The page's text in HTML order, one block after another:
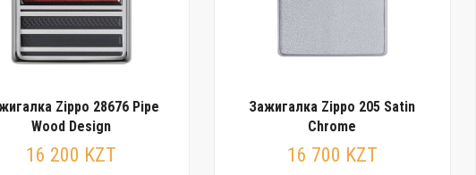
Zippo 28676 Pipe
Wood Design
16 200 KZT
Зажигалка Zippo 205 Satin
Chrome
16 700 KZT